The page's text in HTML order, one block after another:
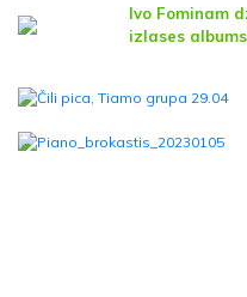
Ivo Fominam
izlases